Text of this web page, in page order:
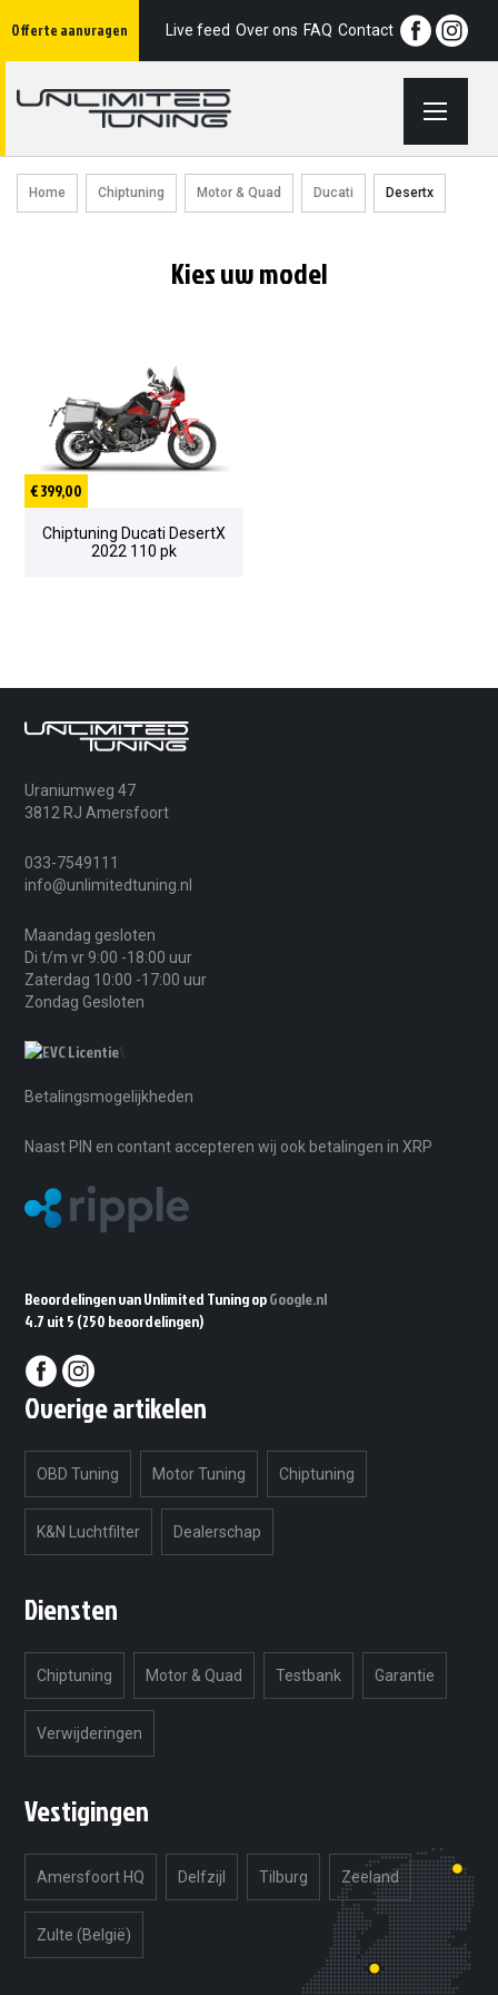
Offerte aanvragen
naarLive feed Over ons FAQ Contact
Home Chiptuning Motor & Quad Ducati Desertx
Kies uw model
€ 399,00
Chiptuning Ducati DesertX
2022 110 pk
Uraniumweg 47
3812 RJ Amersfoort
033-7549111
info@unlimitedtuning.nl
Maandag gesloten
Di t/m vr 9:00 -18:00 uur
Zaterdag 10:00 -17:00 uur
Zondag Gesloten
Betalingsmogelijkheden
Naast PIN en contant accepteren wij ook betalingen in XRP
Beoordelingen van Unlimited Tuning opGoogle.nl
4.7 uit 5 (250 beoordelingen)
Overige artikelen
OBD Tuning Motor Tuning Chiptuning
K&N Luchtfilter Dealerschap
Diensten
Chiptuning Motor & Quad Testbank Garantie
Verwijderingen
Vestigingen
Amersfoort HQ Delfzijl Tilburg Zeeland
Zulte (België)